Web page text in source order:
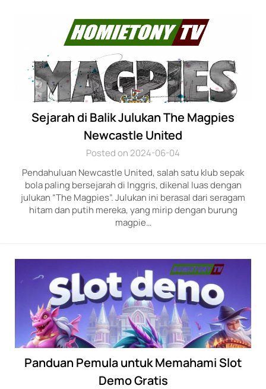
Sejarah di Balik Julukan The Magpies
Newcastle United
Posted on 2024-06-04
Pendahuluan Newcastle United, salah satu klub sepak
bola paling bersejarah di Inggris, dikenal luas dengan
julukan “The Magpies”. Julukan ini berasal dari seragam
hitam dan putih mereka, yang mirip dengan burung
magpie…
Panduan Pemula untuk Memahami Slot
Demo Gratis